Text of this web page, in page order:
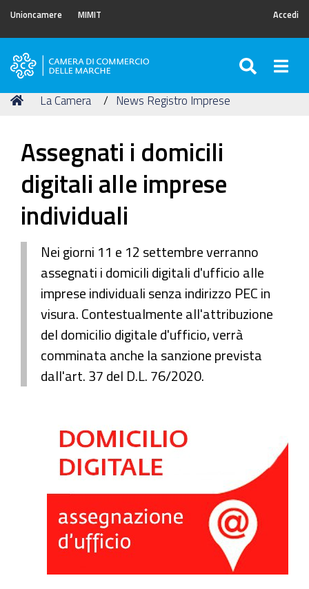
Unioncamere MIMIT Accedi
Camera
Commercio
Tu
Home
La Camera News Registro Imprese
Assegnati i domicili
digitali alle imprese
individuali
Nei giorni 11 e 12 settembre verranno
assegnati i domicili digitali d'ufficio alle
imprese individuali senza indirizzo PEC in
visura. Contestualmente all'attribuzione
del domicilio digitale d'ufficio, verrà
comminata anche la sanzione prevista
dall'art. 37 del D.L. 76/2020.